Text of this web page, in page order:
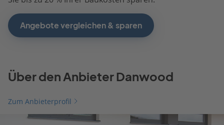
Angebote vergleichen & sparen
Über den Anbieter Danwood
Zum Anbieterprofil